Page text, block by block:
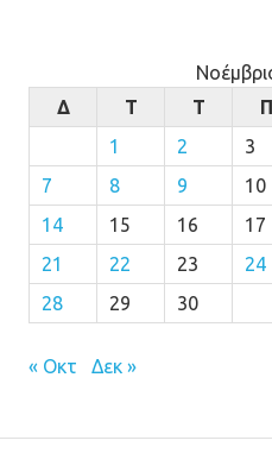
Δ
Τ Τ Π
1
2 3
7
8 9 10
14
15 16 17
21
22 23 24
28
29 30
« Οκτ Δεκ »